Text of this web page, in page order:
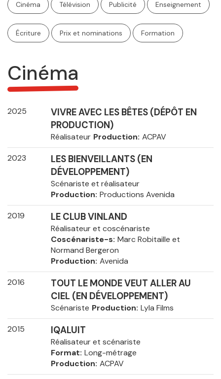
Cinéma Télévision Publicité Enseignement
Écriture Prix et nominations Formation
Cinéma
2025
VIVRE AVEC LES BÊTES (DÉPÔT EN
PRODUCTION)
Réalisateur Production ACPAV
2023
LES BIENVEILLANTS (EN
DÉVELOPPEMENT)
Scénariste et réalisateur
Production Productions Avenida
2019 LE CLUB VINLAND
Réalisateur et coscénariste
Coscénariste-s Marc Robitaille et
Normand Bergeron
Production Avenida
2016
TOUT LE MONDE VEUT ALLER AU
CIEL (EN DÉVELOPPEMENT)
Scénariste Production Lyla Films
2015 IQALUIT
Réalisateur et scénariste
Format Long-métrage
Production ACPAV